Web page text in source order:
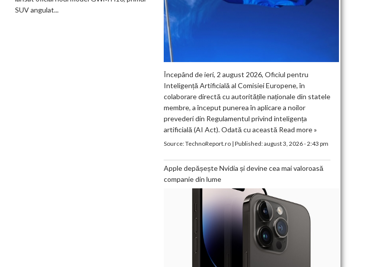
SUV angulat...
Începând de ieri, 2 august 2026, Oficiul pentru
Inteligență Artificială al Comisiei Europene, în
colaborare directă cu autoritățile naționale din statele
membre, a început punerea în aplicare a noilor
prevederi din Regulamentul privind inteligența
artificială (AI Act). Odată cu această Read more »
Source:TechnoReport.ro| Published:august 3, 2026 - 2:43 pm
Apple depășește Nvidia și devine cea mai valoroasă
companie din lume